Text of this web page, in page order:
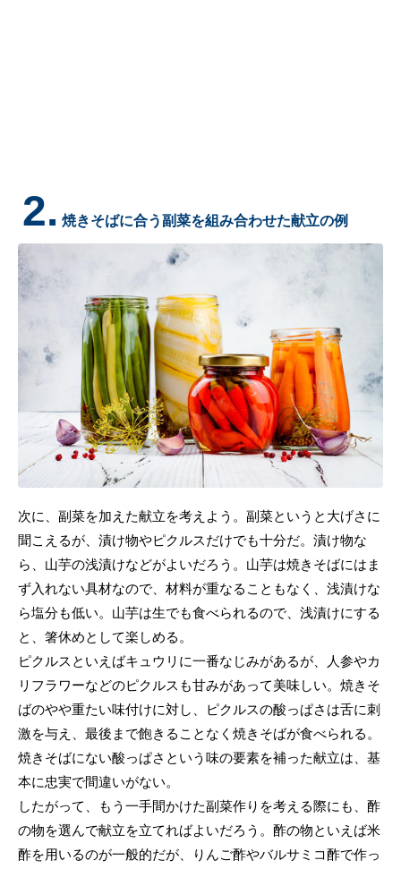
2. 焼きそばに合う副菜を組み合わせた献立の例
次に、副菜を加えた献立を考えよう。副菜というと大げさに
聞こえるが、漬け物やピクルスだけでも十分だ。漬け物な
ら、山芋の浅漬けなどがよいだろう。山芋は焼きそばにはま
ず入れない具材なので、材料が重なることもなく、浅漬けな
ら塩分も低い。山芋は生でも食べられるので、浅漬けにする
と、箸休めとして楽しめる。
ピクルスといえばキュウリに一番なじみがあるが、人参やカ
リフラワーなどのピクルスも甘みがあって美味しい。焼きそ
ばのやや重たい味付けに対し、ピクルスの酸っぱさは舌に刺
激を与え、最後まで飽きることなく焼きそばが食べられる。
焼きそばにない酸っぱさという味の要素を補った献立は、基
本に忠実で間違いがない。
したがって、もう一手間かけた副菜作りを考える際にも、酢
の物を選んで献立を立てればよいだろう。酢の物といえば米
酢を用いるのが一般的だが、りんご酢やバルサミコ酢で作っ